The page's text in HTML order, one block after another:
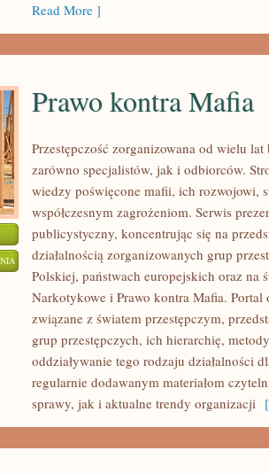
Read More ]
PRAWO
KONTRA
MAFIA
Prawo kontra Mafia
Przestępczość zorganizowana od wielu
zarówno specjalistów, jak i odbiorców.
wiedzy poświęcone mafii, ich rozwojowi,
współczesnym zagrożeniom. Serwis
publicystyczny, koncentrując się na
działalnością zorganizowanych grup
Polskiej, państwach europejskich oraz na
Narkotykowe i Prawo kontra Mafia.
związane z światem przestępczym,
grup przestępczych, ich hierarchię,
oddziaływanie tego rodzaju działalności
regularnie dodawanym materiałom
sprawy, jak i aktualne trendy organizacji